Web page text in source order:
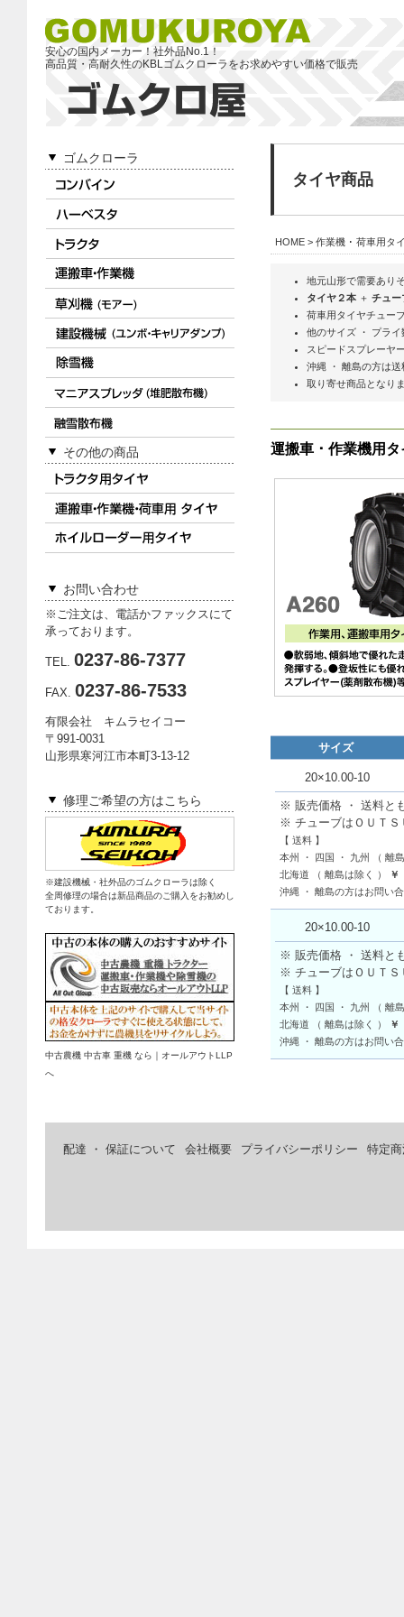
安心の国内メーカー！社外品No.1！
高品質・高耐久性のKBLゴムクローラをお求めやすい価格で販売
ゴムクローラ
その他の商品
お問い合わせ
※ご注文は、電話かファックスにて
承っております。
TEL. 0237-86-7377
FAX. 0237-86-7533
有限会社 キムラセイコー
〒991-0031
山形県寒河江市本町3-13-12
修理ご希望の方はこちら
※建設機械・社外品のゴムクローラは除く
全周修理の場合は新品商品のご購入をお勧めし
ております。
中古農機 中古車 重機 なら｜オールアウトLLP
へ
タイヤ商品
HOME > 作業機 ･ 荷車用タ
地元山形で需要あり
タイヤ２本 ＋ チュー
荷車用タイヤチュー
他のサイズ ・ プラ
スピードスプレーヤ
沖縄 ・ 離島の方は
取り寄せ商品となり
運搬車 ･ 作業機用タ
サイズ
20×10.00-10
※ 販売価格 ・ 送料と
※ チューブはＯＵＴＳ
【 送料 】
本州 ・ 四国 ・ 九州 （ 離
北海道 （ 離島は除く ）
￥
沖縄 ・ 離島の方はお問い
20×10.00-10
※ 販売価格 ・ 送料と
※ チューブはＯＵＴＳ
【 送料 】
本州 ・ 四国 ・ 九州 （ 離
北海道 （ 離島は除く ）
￥
沖縄 ・ 離島の方はお問い
配達 ・ 保証について 会社概要 プライバシーポリシー 特定